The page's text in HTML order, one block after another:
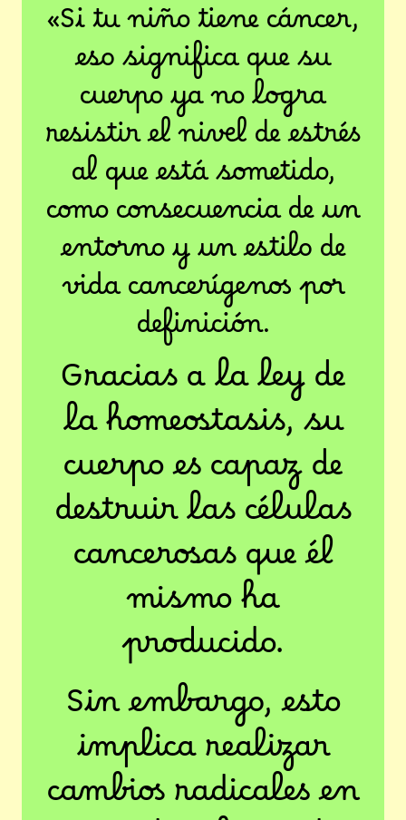
«Si tu niño tiene cáncer,
eso significa que su
cuerpo ya no logra
resistir el nivel de estrés
al que está sometido,
como consecuencia de un
entorno y un estilo de
vida cancerígenos por
definición.
Gracias a la ley de
la homeostasis, su
cuerpo es capaz de
destruir las células
cancerosas que él
mismo ha
producido.
Sin embargo, esto
implica realizar
cambios radicales en